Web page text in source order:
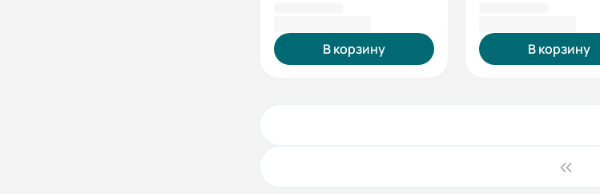
В корзину В корзину